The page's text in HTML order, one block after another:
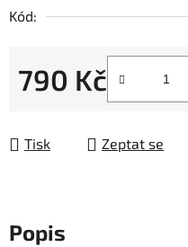
Kód:
790 Kč
Tisk Zeptat se
Popis